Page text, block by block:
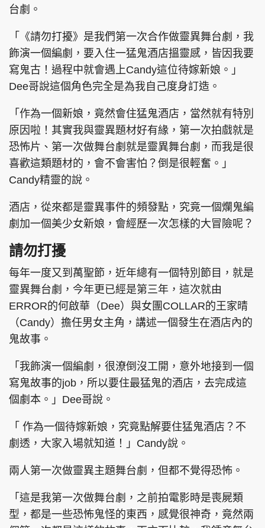
台劇。
「《請勿打擾》是我們第一次合作做靈異舞台劇，我
飾演一個編劇，要入住一猛鬼酒店搵靈感，皆因我要
寫鬼古！過程中就會遇上Candy這位待嫁新娘。」
Dee哥說這個角色完全是為我自己度身訂造。
「作為一個新娘，竟然會住猛鬼酒店，當然就有特別
原因啦！其實我與靈異題材好有緣，第一次拍戲就是
恐怖片、第一次做舞台劇就是靈異舞台劇，而我是很
喜歡這類題材的，會不會害怕？倒是很輕奮。」
Candy精靈的說。
酒店，從來都是靈異事件的頻發點，究竟一個爛鬼編
劇加一個美少女新娘，會經歷一次怎樣的大冒險呢？
請勿打擾
每年一度又到萬聖節，近年總有一個特別節目，就是
靈異舞台劇，今年更已經是第三年，這次就由
ERROR的何啟華（Dee）與女團COLLAR的王家晴
（Candy）擔任男女主角，講述一個發生在酒店內的
鬼故事。
「我飾演一個編劇，很潦倒沒工開，意外地接到一個
寫鬼故事的job，所以要住最猛鬼的酒店，去完成這
個劇本。」Dee哥說。
「 作為一個待嫁新娘，究竟點解要住猛鬼酒店？不
劇透，大家入場就知道！」Candy說。
兩人第一次做靈異主題舞台劇，但都不覺得恐怖。
「這是我第一次做舞台劇，之前拍電影時是喪屍類
型，都是一些恐怖鬼怪的東西，感覺很神奇，竟然兩